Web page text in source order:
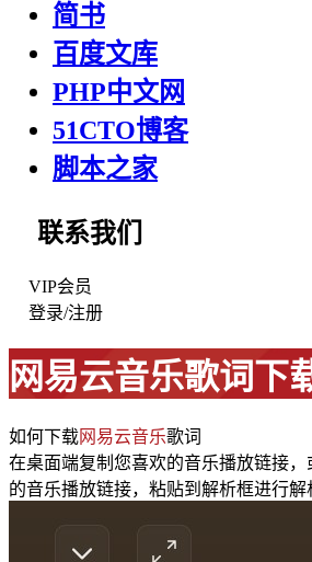
简书
百度文库
PHP中文网
51CTO博客
脚本之家
联系我们
VIP会员
登录/注册
网易云音乐歌词下
如何下载网易云音乐歌词
在桌面端复制您喜欢的音乐播放链接
的音乐播放链接，粘贴到解析框进行解